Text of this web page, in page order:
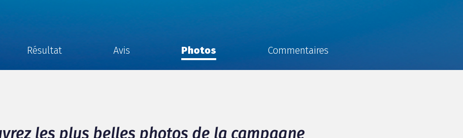
Résultat Avis Photos Commentaires
les plus belles photos de la campagne